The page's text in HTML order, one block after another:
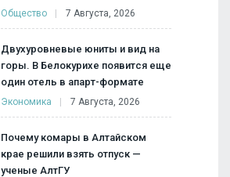
Общество 7 Августа, 2026
Двухуровневые юниты и вид на
горы. В Белокурихе появится еще
один отель в апарт-формате
Экономика 7 Августа, 2026
Почему комары в Алтайском
крае решили взять отпуск —
ученые АлтГУ